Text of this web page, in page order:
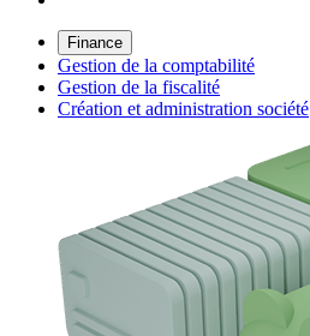
Finance
Gestion de la comptabilité
Gestion de la fiscalité
Création et administration société